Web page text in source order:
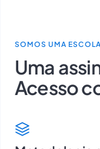
SOMOS UMA
Uma
Acesso